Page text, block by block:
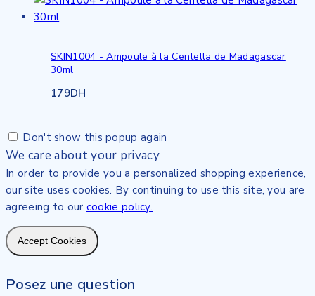
SKIN1004 - Ampoule à la Centella de Madagascar
30ml
179DH
Don't show this popup again
We care about your privacy
In order to provide you a personalized shopping experience,
our site uses cookies. By continuing to use this site, you are
agreeing to our cookie policy.
Accept Cookies
Posez une question